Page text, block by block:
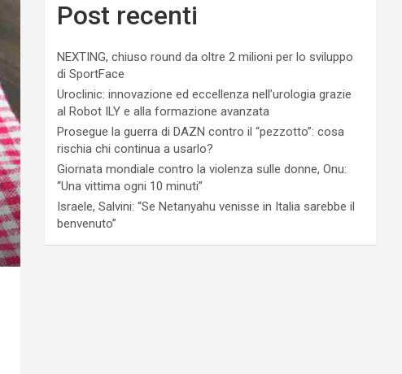
Post recenti
NEXTING, chiuso round da oltre 2 milioni per lo sviluppo
di SportFace
Uroclinic: innovazione ed eccellenza nell’urologia grazie
al Robot ILY e alla formazione avanzata
Prosegue la guerra di DAZN contro il “pezzotto”: cosa
rischia chi continua a usarlo?
Giornata mondiale contro la violenza sulle donne, Onu:
“Una vittima ogni 10 minuti”
Israele, Salvini: “Se Netanyahu venisse in Italia sarebbe il
benvenuto”